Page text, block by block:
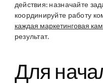
действия: назначайте
координируйте работу
каждая маркетинговая
результат.
Для